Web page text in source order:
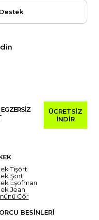
ÜCRETSİZ
İNDİR
Tişört
Şort
Eşofman
Jean
Gör
BESİNLERİ